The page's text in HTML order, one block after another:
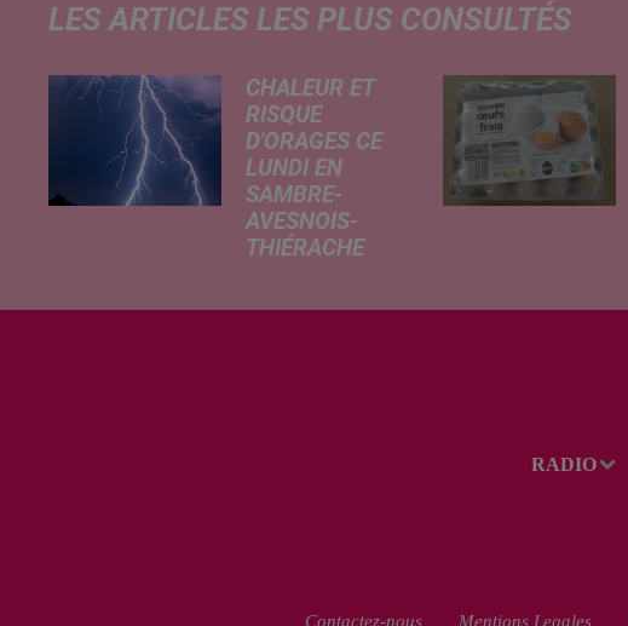
LES ARTICLES LES PLUS CONSULTÉS
CHALEUR ET
RISQUE
D'ORAGES CE
LUNDI EN
SAMBRE-
AVESNOIS-
THIÉRACHE
typiquement
RADIO
Contactez-nous Mentions Legales